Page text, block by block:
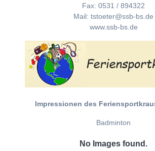
Fax: 0531 / 894322
Mail: tstoeter@ssb-bs.de
www.ssb-bs.de
Impressionen des
Badminton
No Images found.